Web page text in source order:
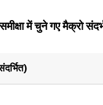
समीक्षा में चुने गए